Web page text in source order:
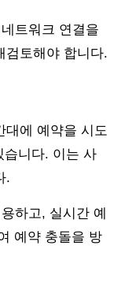
트워크 연결을
검토해야 합니다.
대에 예약을 시도
습니다. 이는 사
.
하고, 실시간 예
예약 충돌을 방